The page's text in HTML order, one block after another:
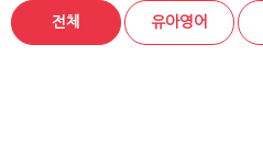
전체 유아영어